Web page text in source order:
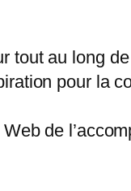
tout au long
pour la
de